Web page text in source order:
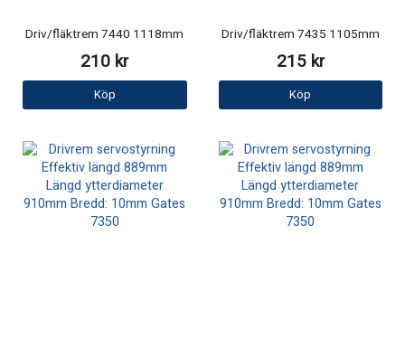
Driv/fläktrem 7440 1118mm
210 kr
Köp
Driv/fläktrem 7435 1105mm
215 kr
Köp